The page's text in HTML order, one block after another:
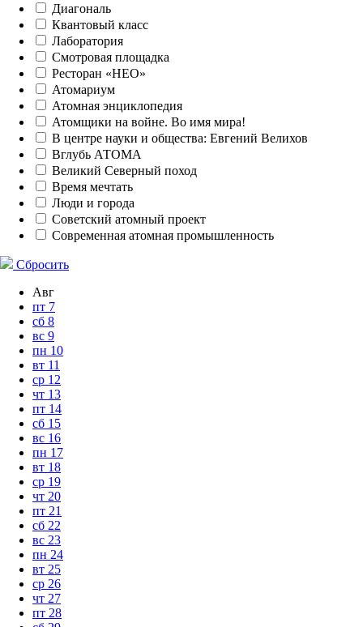
Диагональ
Квантовый класс
Лаборатория
Смотровая площадка
Ресторан «НЕО»
Атомариум
Атомная энциклопедия
Атомщики на войне. Во имя мира!
В центре науки и общества: Евгений Велихов
Вглубь АТОМА
Великий Северный поход
Время мечтать
Люди и города
Советский атомный проект
Современная атомная промышленность
Сбросить
Авг
пт 7
сб 8
вс 9
пн 10
вт 11
ср 12
чт 13
пт 14
сб 15
вс 16
пн 17
вт 18
ср 19
чт 20
пт 21
сб 22
вс 23
пн 24
вт 25
ср 26
чт 27
пт 28